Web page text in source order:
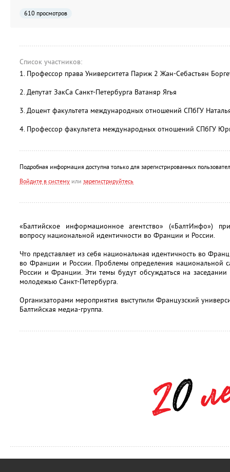
610 просмотров
Список участников:
1. Профессор права Университета Париж 2 Жан-Себастьян
2. Депутат ЗакСа Санкт-Петербурга Ватаняр Ягья
3. Доцент факультета международных отношений СПбГУ
4. Профессор факультета международных отношений СПбГУ
Подробная информация доступна только для зарегистрированных
Войдите в систему или зарегистрируйтесь
«Балтийское информационное агентство» («БалтИнфо»)
вопросу национальной идентичности во Франции и России.
Что представляет из себя национальная идентичность во
во Франции и России. Проблемы определения национальной
России и Франции. Эти темы будут обсуждаться на
молодежью Санкт-Петербурга.
Организаторами мероприятия выступили Французский
Балтийская медиа-группа.